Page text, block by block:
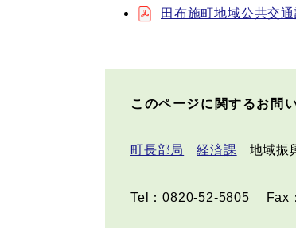
田布施町地域公共交
このページに関するお問
町長部局 経済課 地域振
Tel：0820-52-5805 Fax